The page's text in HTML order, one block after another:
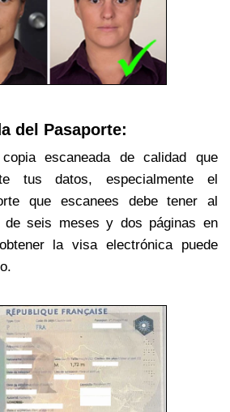
del Pasaporte:
escaneada de calidad que
tus datos, especialmente el
que escanees debe tener al
de seis meses y dos páginas en
la visa electrónica puede